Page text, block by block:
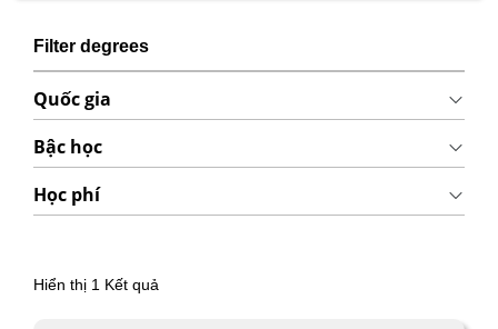
Filter degrees
Quốc gia
Bậc học
Học phí
Hiển thị 1 Kết quả